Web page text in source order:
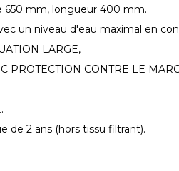
650 mm, longueur 400 mm.
un niveau d'eau maximal en
LARGE,
PROTECTION CONTRE LE
de 2 ans (hors tissu filtrant).